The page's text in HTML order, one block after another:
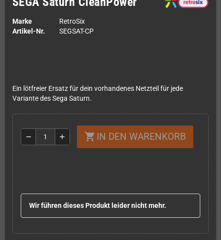
Marke
RetroSix
Artikel-Nr.
SEGSAT-CP
Ein lötfreier Ersatz für dein vorhandenes Netzteil für jede
Variante des Sega Saturn.
remove add shopping_cart IN DEN WARENKORB
Wir führen dieses Produkt leider nicht mehr.